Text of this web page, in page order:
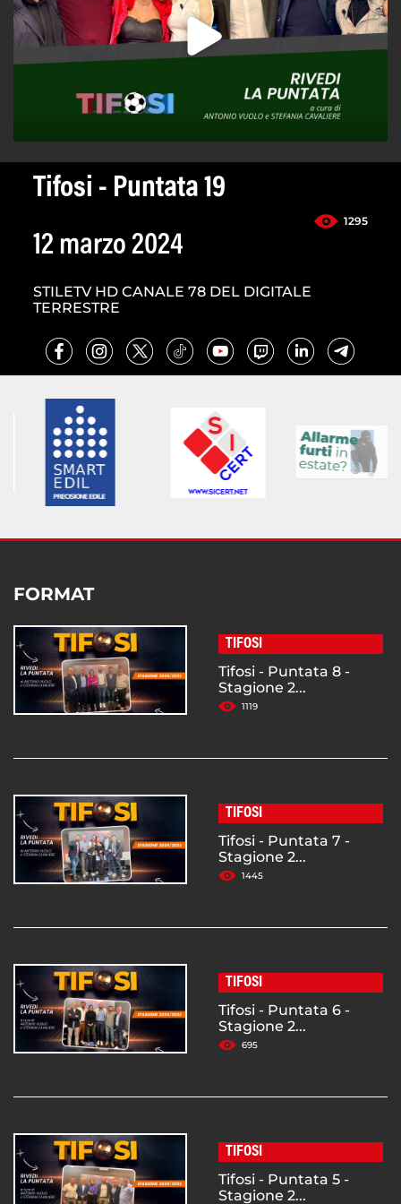
Tifosi - Puntata 19
1295
12 marzo 2024
STILETV HD CANALE 78 DEL DIGITALE
TERRESTRE
FORMAT
TIFOSI
Tifosi - Puntata 8 -
Stagione 2...
1119
TIFOSI
Tifosi - Puntata 7 -
Stagione 2...
1445
TIFOSI
Tifosi - Puntata 6 -
Stagione 2...
695
TIFOSI
Tifosi - Puntata 5 -
Stagione 2...